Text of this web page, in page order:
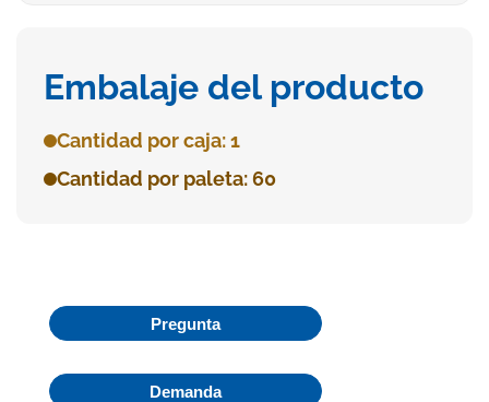
Embalaje del producto
Cantidad por caja: 1
Cantidad por paleta: 60
Pregunta
Demanda